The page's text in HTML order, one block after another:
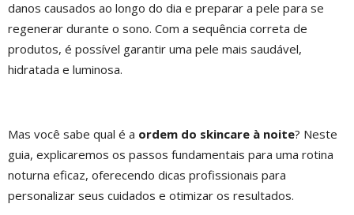
danos causados ao longo do dia e preparar a pele para se
regenerar durante o sono. Com a sequência correta de
produtos, é possível garantir uma pele mais saudável,
hidratada e luminosa.
Mas você sabe qual é a ordem do skincare à noite? Neste
guia, explicaremos os passos fundamentais para uma rotina
noturna eficaz, oferecendo dicas profissionais para
personalizar seus cuidados e otimizar os resultados.